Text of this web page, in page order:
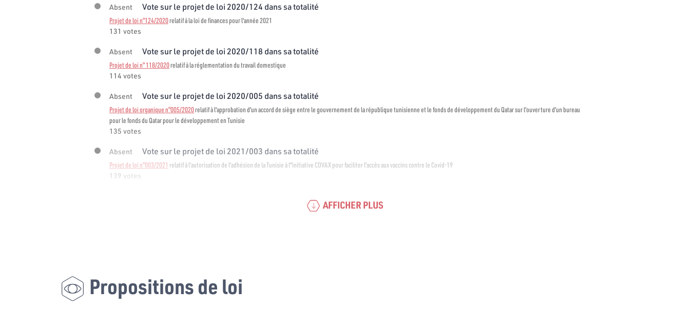
Absent Vote sur le projet de loi 2020/124 dans sa totalité
Projet de loi n°124/2020relatif à la loi de finances pour l'année 2021
131 votes
Absent Vote sur le projet de loi 2020/118 dans sa totalité
Projet de loi n° 118/2020relatif à la réglementation du travail domestique
114 votes
Absent Vote sur le projet de loi 2020/005 dans sa totalité
Projet de loi organique n°005/2020relatif à l'approbation d'un accord de siège entre le gouvernement de la république tunisienne et le fonds de développement du Qatar sur l'ouverture d'un bureau
pour le fonds du Qatar pour le développement en Tunisie
135 votes
Absent Vote sur le projet de loi 2021/003 dans sa totalité
Projet de loi n°003/2021 relatif à l’autorisation de l'adhésion de la Tunisie à l"initiative COVAX pour faciliter l'accès aux vaccins contre le Covid-19
139 votes
AFFICHER PLUS
Propositions de loi